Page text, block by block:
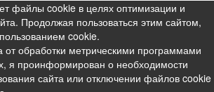
файлы cookie в целях оптимизации и
Продолжая пользоваться этим сайтом,
cookie.
от обработки метрическими программами
я проинформирован о необходимости
сайта или отключении файлов cookie